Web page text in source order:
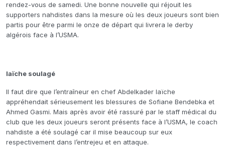
rendez-vous de samedi. Une bonne nouvelle qui réjouit les
supporters nahdistes dans la mesure où les deux joueurs sont bien
partis pour être parmi le onze de départ qui livrera le derby
algérois face à l’USMA.
Iaïche soulagé
Il faut dire que l’entraîneur en chef Abdelkader Iaïche
appréhendait sérieusement les blessures de Sofiane Bendebka et
Ahmed Gasmi. Mais après avoir été rassuré par le staff médical du
club que les deux joueurs seront présents face à l’USMA, le coach
nahdiste a été soulagé car il mise beaucoup sur eux
respectivement dans l’entrejeu et en attaque.